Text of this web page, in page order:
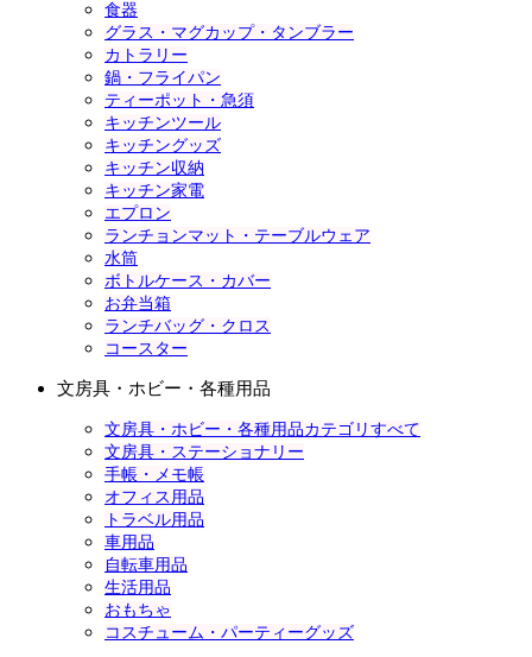
食器
グラス・マグカップ・タンブラー
カトラリー
鍋・フライパン
ティーポット・急須
キッチンツール
キッチングッズ
キッチン収納
キッチン家電
エプロン
ランチョンマット・テーブルウェア
水筒
ボトルケース・カバー
お弁当箱
ランチバッグ・クロス
コースター
文房具・ホビー・各種用品
文房具・ホビー・各種用品カテゴリすべて
文房具・ステーショナリー
手帳・メモ帳
オフィス用品
トラベル用品
車用品
自転車用品
生活用品
おもちゃ
コスチューム・パーティーグッズ